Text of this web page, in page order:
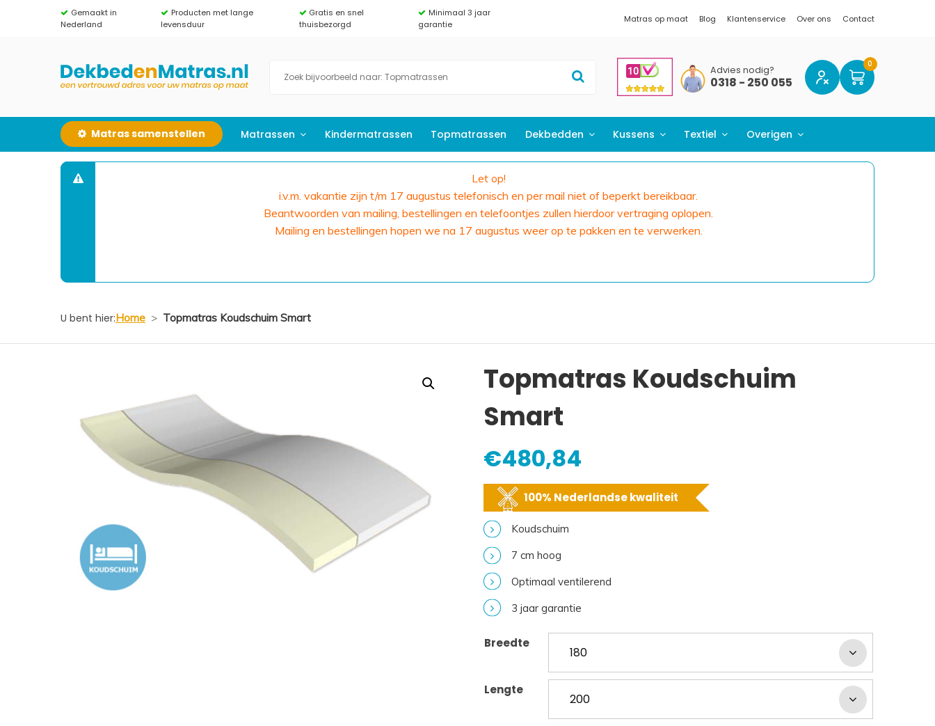
Gemaakt in
Nederland
Producten met lange
levensduur
Gratis en snel
thuisbezorgd
Minimaal 3 jaar
garantie
Matras op maat Blog Klantenservice Over ons Contact
Advies nodig?
0318 - 250 055
Matras samenstellen Matrassen Kindermatrassen Topmatrassen Dekbedden Kussens Textiel Overigen
Let op!
i.v.m. vakantie zijn t/m 17 augustus telefonisch en per mail niet of beperkt bereikbaar.
Beantwoorden van mailing, bestellingen en telefoontjes zullen hierdoor vertraging oplopen.
Mailing en bestellingen hopen we na 17 augustus weer op te pakken en te verwerken.
U bent hier:Home > Topmatras Koudschuim Smart
Topmatras Koudschuim
Smart
€480,84
100% Nederlandse kwaliteit
Koudschuim
7 cm hoog
Optimaal ventilerend
3 jaar garantie
Breedte
Lengte